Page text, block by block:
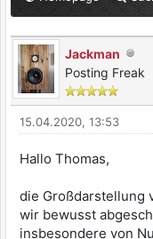
Jackman
Posting Freak
15.04.2020, 13:53
Hallo Thomas,
die Großdarstellung
wir bewusst
insbesondere von